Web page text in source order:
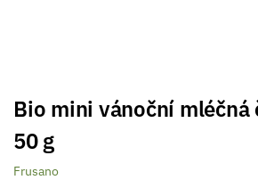
Bio mini vánoční mléčná
50 g
Frusano